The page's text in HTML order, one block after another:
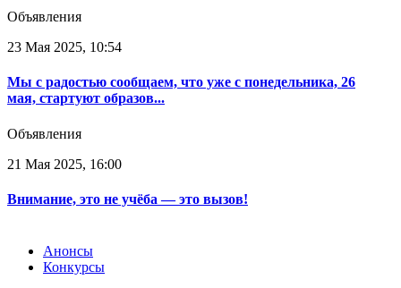
Объявления
23 Мая 2025, 10:54
Мы с радостью сообщаем, что уже с понедельника, 26
мая, стартуют образов...
Объявления
21 Мая 2025, 16:00
Внимание, это не учёба — это вызов!
Анонсы
Конкурсы